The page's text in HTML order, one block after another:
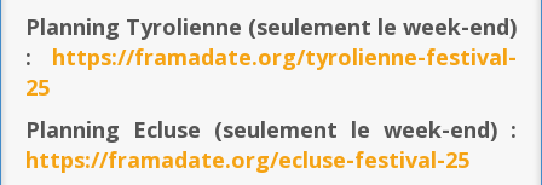
Planning Tyrolienne (seulement le week-end)
: https://framadate.org/tyrolienne-festival-
25
Planning Ecluse (seulement le week-end) :
https://framadate.org/ecluse-festival-25